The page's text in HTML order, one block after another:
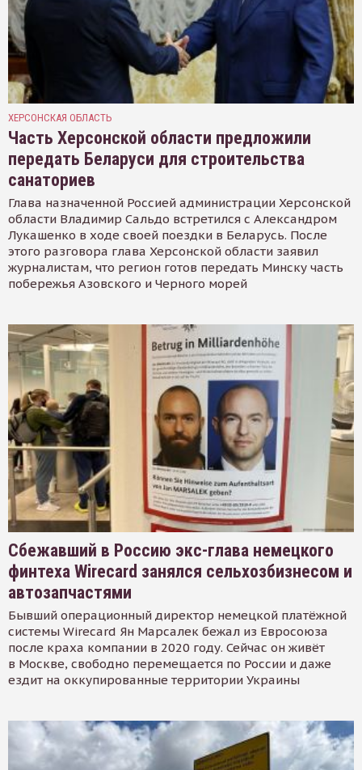
ХЕРСОНСКАЯ ОБЛАСТЬ
Часть Херсонской области предложили
передать Беларуси для строительства
санаториев
Глава назначенной Россией администрации Херсонской
области Владимир Сальдо встретился с Александром
Лукашенко в ходе своей поездки в Беларусь. После
этого разговора глава Херсонской области заявил
журналистам, что регион готов передать Минску часть
побережья Азовского и Черного морей
Сбежавший в Россию экс-глава немецкого
финтеха Wirecard занялся сельхозбизнесом и
автозапчастями
Бывший операционный директор немецкой платёжной
системы Wirecard Ян Марсалек бежал из Евросоюза
после краха компании в 2020 году. Сейчас он живёт
в Москве, свободно перемещается по России и даже
ездит на оккупированные территории Украины